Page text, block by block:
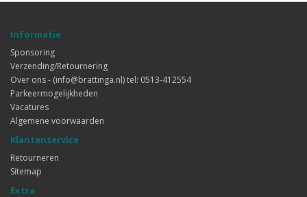
Informatie
Sponsoring
Verzending/Retournering
Over ons - (info@brattinga.nl) tel: 0513-412554
Parkeermogelijkheden
Vacatures
Algemene voorwaarden
Klantenservice
Retourneren
Sitemap
Extra